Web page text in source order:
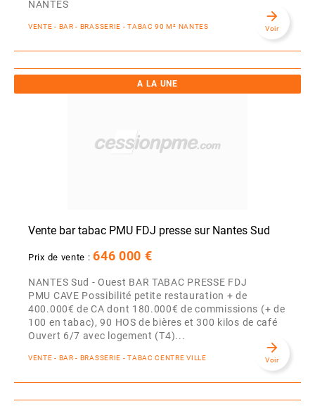
NANTES
VENTE - BAR - BRASSERIE - TABAC 90 M² NANTES
arrow_forward
Voir
A LA UNE
Vente bar tabac PMU FDJ presse sur Nantes Sud
Prix de vente :646 000 €
NANTES Sud - Ouest BAR TABAC PRESSE FDJ
PMU CAVE Possibilité petite restauration + de
400.000€ de CA dont 180.000€ de commissions (+ de
100 en tabac), 90 HOS de bières et 300 kilos de café
Ouvert 6/7 avec logement (T4)...
VENTE - BAR - BRASSERIE - TABAC CENTRE VILLE
arrow_forward
Voir